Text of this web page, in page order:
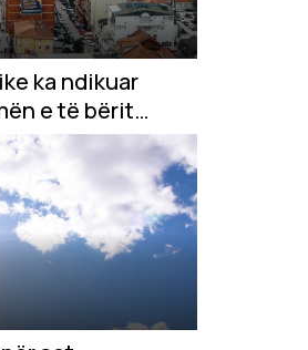
ka ndikuar
e të bërit